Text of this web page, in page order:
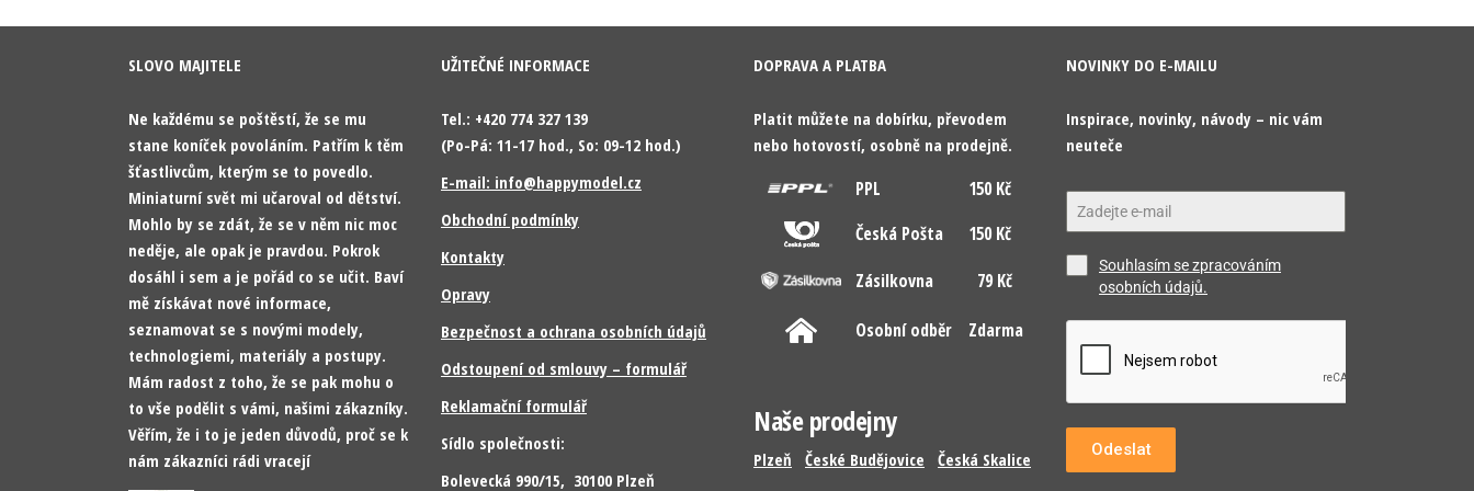
SLOVO MAJITELE
Ne každému se poštěstí, že se mu
stane koníček povoláním. Patřím k těm
šťastlivcům, kterým se to povedlo.
Miniaturní svět mi učaroval od dětství.
Mohlo by se zdát, že se v něm nic moc
neděje, ale opak je pravdou. Pokrok
dosáhl i sem a je pořád co se učit. Baví
mě získávat nové informace,
seznamovat se s novými modely,
technologiemi, materiály a postupy.
Mám radost z toho, že se pak mohu o
to vše podělit s vámi, našimi zákazníky.
Věřím, že i to je jeden důvodů, proč se k
nám zákazníci rádi vracejí
UŽITEČNÉ INFORMACE
Tel.: +420 774 327 139
(Po-Pá: 11-17 hod., So: 09-12 hod.)
E-mail: info@happymodel.cz
Obchodní podmínky
Kontakty
Opravy
Bezpečnost a ochrana osobních údajů
Odstoupení od smlouvy – formulář
Reklamační formulář
Sídlo společnosti:
Bolevecká 990/15, 30100 Plzeň
DOPRAVA A PLATBA
Platit můžete na dobírku, převodem
nebo hotovostí, osobně na prodejně.
PPL
150 Kč
Česká Pošta
150 Kč
Zásilkovna
79 Kč
Osobní odběr Zdarma
Naše prodejny
Plzeň České Budějovice Česká Skalice
NOVINKY DO E-MAILU
Inspirace, novinky, návody – nic vám
neuteče
Souhlasím se zpracováním
osobních údajů.
Odeslat